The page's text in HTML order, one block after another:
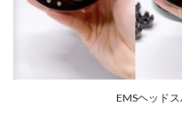
EMSヘッド